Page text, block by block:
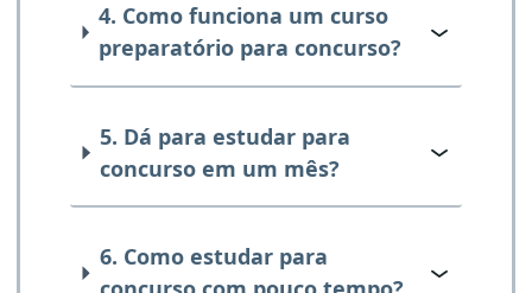
4. Como funciona um curso
preparatório para concurso?
5. Dá para estudar para
concurso em um mês?
6. Como estudar para